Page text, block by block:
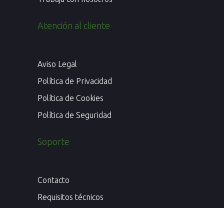
Atención al cliente
Aviso Legal
Política de Privacidad
Política de Cookies
Política de Seguridad
Soporte
Contacto
Requisitos técnicos